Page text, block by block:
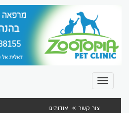
צור קשר אודותינו